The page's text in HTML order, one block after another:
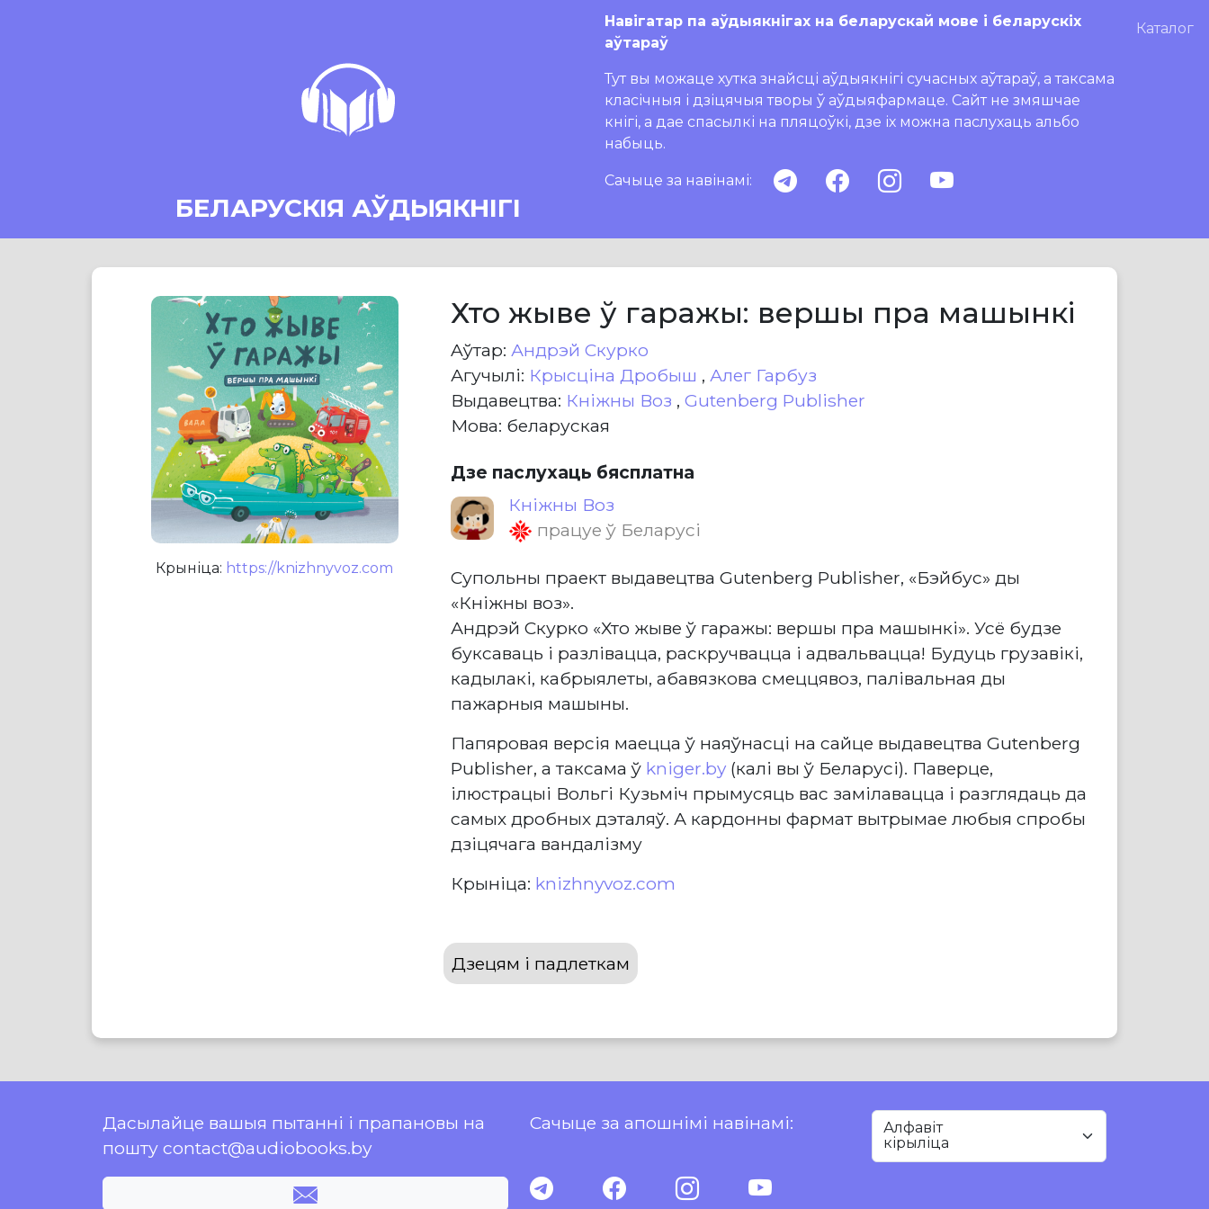
БЕЛАРУСКІЯ АЎДЫЯКНІГІ
Навігатар па аўдыякнігах на беларускай мове і беларускіх
аўтараў
Тут вы можаце хутка знайсці аўдыякнігі сучасных аўтараў, а таксама
класічныя і дзіцячыя творы ў аўдыяфармаце. Сайт не змяшчае
кнігі, а дае спасылкі на пляцоўкі, дзе іх можна паслухаць альбо
набыць.
Сачыце за навінамі:
Каталог
Крыніца: https://knizhnyvoz.com
Хто жыве ў гаражы: вершы пра машынкі
Aўтар: Андрэй Скурко
Агучылі: Крысціна Дробыш , Алег Гарбуз
Выдавецтва: Кніжны Воз , Gutenberg Publisher
Мова: беларуская
Дзе паслухаць бясплатна
Кніжны Воз
працуе ў Беларусі
Супольны праект выдавецтва Gutenberg Publisher, «Бэйбус» ды
«Кніжны воз».
Андрэй Скурко «Хто жыве ў гаражы: вершы пра машынкі». Усё будзе
буксаваць і разлівацца, раскручвацца і адвальвацца! Будуць грузавікі,
кадылакі, кабрыялеты, абавязкова смеццявоз, палівальная ды
пажарныя машыны.
Папяровая версія маецца ў наяўнасці на сайце выдавецтва Gutenberg
Publisher, а таксама ў kniger.by(калі вы ў Беларусі). Паверце,
ілюстрацыі Вольгі Кузьміч прымусяць вас замілавацца і разглядаць да
самых дробных дэталяў. А кардонны фармат вытрымае любыя спробы
дзіцячага вандалізму
Крыніца: knizhnyvoz.com
Дзецям і падлеткам
Дасылайце вашыя пытанні і прапановы на
пошту contact@audiobooks.by
Сачыце за апошнімі навінамі: Алфавіт